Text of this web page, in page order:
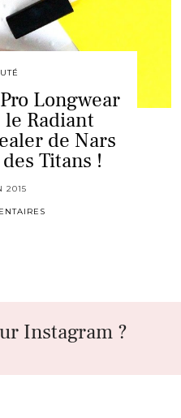
Longwear
le Radiant
de Nars
Titans !
2015
Instagram ?